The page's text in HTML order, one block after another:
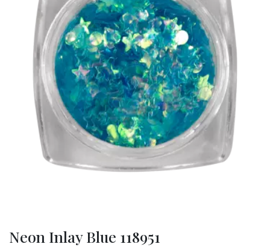
Neon Inlay Blue 118951